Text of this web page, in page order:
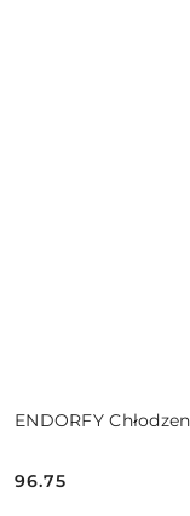
ENDORFY
Cena:
96.75